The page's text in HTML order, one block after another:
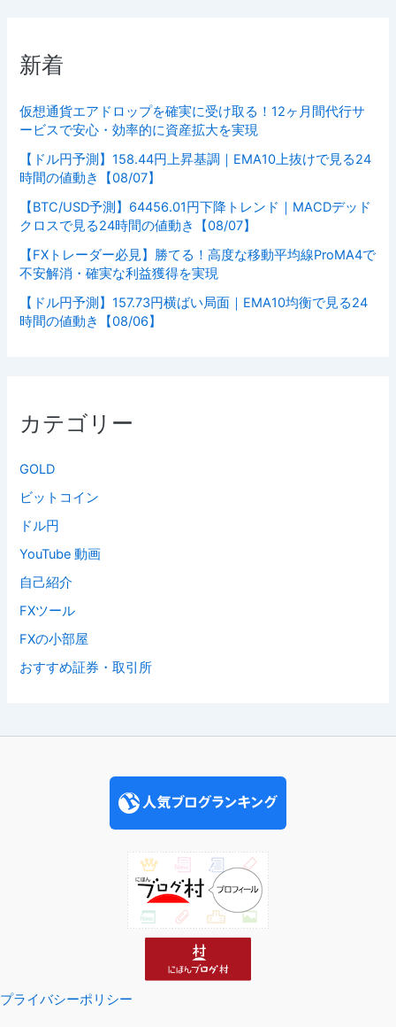
新着
仮想通貨エアドロップを確実に受け取る！12ヶ月間代行サ
ービスで安心・効率的に資産拡大を実現
【ドル円予測】158.44円上昇基調｜EMA10上抜けで見る24
時間の値動き【08/07】
【BTC/USD予測】64456.01円下降トレンド｜MACDデッド
クロスで見る24時間の値動き【08/07】
【FXトレーダー必見】勝てる！高度な移動平均線ProMA4で
不安解消・確実な利益獲得を実現
【ドル円予測】157.73円横ばい局面｜EMA10均衡で見る24
時間の値動き【08/06】
カテゴリー
GOLD
ビットコイン
ドル円
YouTube 動画
自己紹介
FXツール
FXの小部屋
おすすめ証券・取引所
プライバシーポリシー